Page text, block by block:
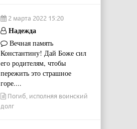
2 марта 2022 15:20
Надежда
Вечная память
Константину! Дай Боже сил
его родителям, чтобы
пережить это страшное
горе....
Погиб, исполняя воинский
долг